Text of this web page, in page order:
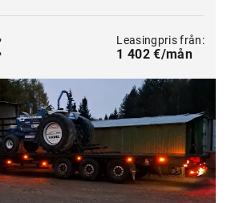
Leasingpris från:
1 402 €/mån